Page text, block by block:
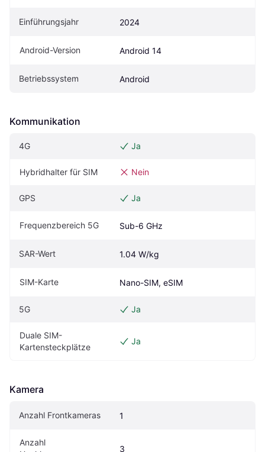
Einführungsjahr 2024
Android-Version Android 14
Betriebssystem Android
Kommunikation
4G Ja
Hybridhalter für SIM Nein
GPS Ja
Frequenzbereich 5G Sub-6 GHz
SAR-Wert 1.04 W/kg
SIM-Karte Nano-SIM, eSIM
5G Ja
Duale SIM-
Kartensteckplätze
Ja
Kamera
Anzahl Frontkameras 1
Anzahl
3